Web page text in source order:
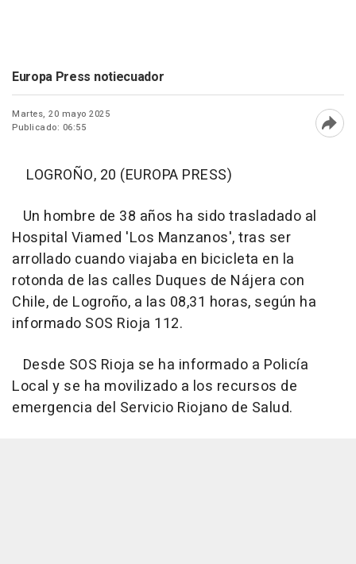
Europa Press notiecuador
Martes, 20 mayo 2025
Publicado: 06:55
LOGROÑO, 20 (EUROPA PRESS)
Un hombre de 38 años ha sido trasladado al
Hospital Viamed 'Los Manzanos', tras ser
arrollado cuando viajaba en bicicleta en la
rotonda de las calles Duques de Nájera con
Chile, de Logroño, a las 08,31 horas, según ha
informado SOS Rioja 112.
Desde SOS Rioja se ha informado a Policía
Local y se ha movilizado a los recursos de
emergencia del Servicio Riojano de Salud.